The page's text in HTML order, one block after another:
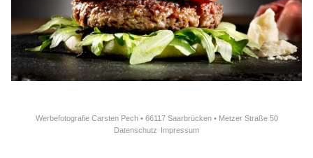
Werbefotografie Carsten Pech • 66117 Saarbrücken • Metzer Straße 50
Datenschutz
Impressum